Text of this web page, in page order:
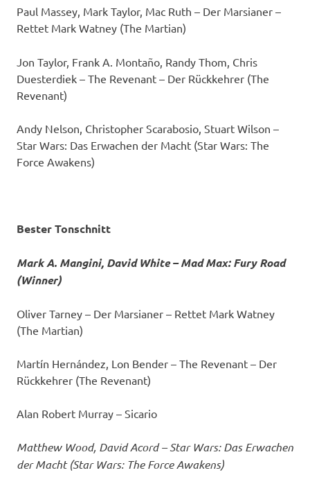
Paul Massey, Mark Taylor, Mac Ruth – Der Marsianer –
Rettet Mark Watney (The Martian)
Jon Taylor, Frank A. Montaño, Randy Thom, Chris
Duesterdiek – The Revenant – Der Rückkehrer (The
Revenant)
Andy Nelson, Christopher Scarabosio, Stuart Wilson –
Star Wars: Das Erwachen der Macht (Star Wars: The
Force Awakens)
Bester Tonschnitt
Mark A. Mangini, David White – Mad Max: Fury Road
(Winner)
Oliver Tarney – Der Marsianer – Rettet Mark Watney
(The Martian)
Martín Hernández, Lon Bender – The Revenant – Der
Rückkehrer (The Revenant)
Alan Robert Murray – Sicario
Matthew Wood, David Acord – Star Wars: Das Erwachen
der Macht (Star Wars: The Force Awakens)